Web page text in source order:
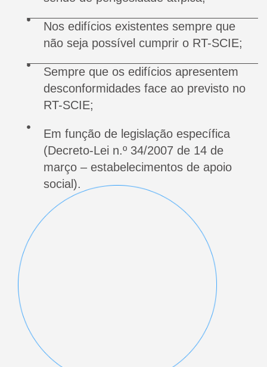
Nos edifícios existentes sempre que
não seja possível cumprir o RT-SCIE;
Sempre que os edifícios apresentem
desconformidades face ao previsto no
RT-SCIE;
Em função de legislação específica
(Decreto-Lei n.º 34/2007 de 14 de
março – estabelecimentos de apoio
social).